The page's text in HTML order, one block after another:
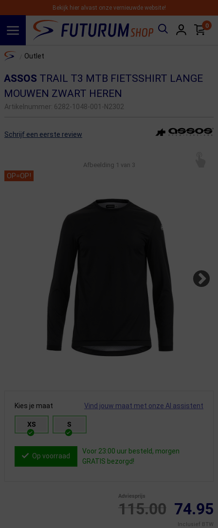
Bekijk hier alvast onze vernieuwde website!
0
Home Outlet
ASSOS TRAIL T3 MTB FIETSSHIRT LANGE
MOUWEN ZWART HEREN
Artikelnummer: 6282-1048-001-N2302
Schrijf een eerste review
Afbeelding 1 van 3
OP=OP!
Kies je maat Vind jouw maat met onze AI assistent
XS S
Op voorraad
Voor 23:00 uur besteld, morgen
GRATIS bezorgd!
115.00
Adviesprijs
74.95
Inclusief BTW